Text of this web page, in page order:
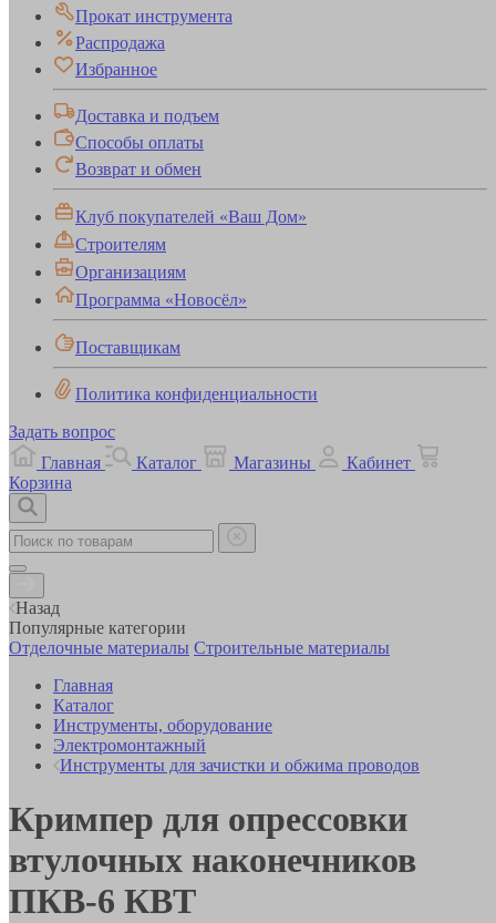
Прокат инструмента
Распродажа
Избранное
Доставка и подъем
Способы оплаты
Возврат и обмен
Клуб покупателей «Ваш Дом»
Строителям
Организациям
Программа «Новосёл»
Поставщикам
Политика конфиденциальности
Задать вопрос
Главная
Каталог Магазины
Кабинет
Корзина
Назад
Популярные категории
Отделочные материалы Строительные материалы
Главная
Каталог
Инструменты, оборудование
Электромонтажный
Инструменты для зачистки и обжима проводов
Кримпер для опрессовки
втулочных наконечников
ПКВ-6 КВТ